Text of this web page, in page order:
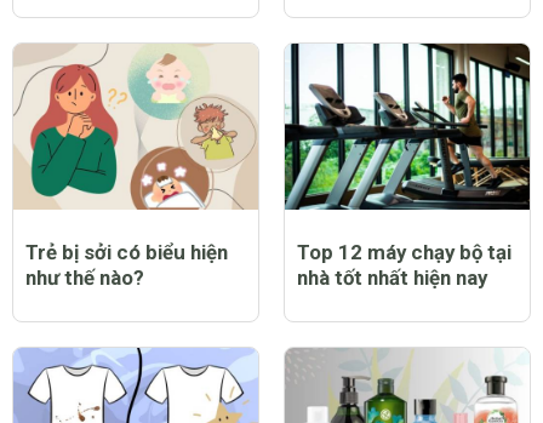
Trẻ bị sởi có biểu hiện
như thế nào?
Top 12 máy chạy bộ tại
nhà tốt nhất hiện nay